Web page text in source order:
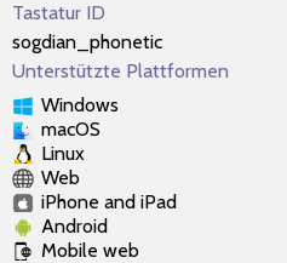
Tastatur ID
sogdian_phonetic
Unterstützte Plattformen
Windows
macOS
Linux
Web
iPhone and iPad
Android
Mobile web